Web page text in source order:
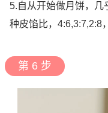
5.自从开始做月饼，几
种皮馅比，4:6,3:7,2:8
第 6 步